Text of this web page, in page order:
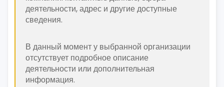
деятельности, адрес и другие доступные
сведения.
В данный момент у выбранной организации
отсутствует подробное описание
деятельности или дополнительная
информация.